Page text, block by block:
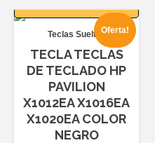
era:
3,60€.
3,29€.
Oferta!
Teclas Sueltas
TECLA TECLAS
DE TECLADO HP
PAVILION
X1012EA X1016EA
X1020EA COLOR
NEGRO